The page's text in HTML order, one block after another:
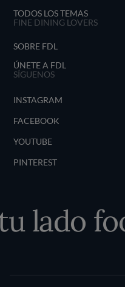
TODOS LOS TEMAS
FINE DINING LOVERS
SOBRE FDL
ÚNETE A FDL
SÍGUENOS
INSTAGRAM
FACEBOOK
YOUTUBE
PINTEREST
foodie